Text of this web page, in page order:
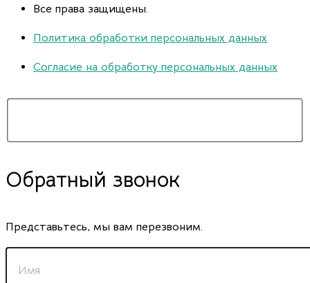
Все права защищены.
Политика обработки персональных данных
Согласие на обработку персональных данных
Обратный звонок
Представьтесь, мы вам перезвоним.